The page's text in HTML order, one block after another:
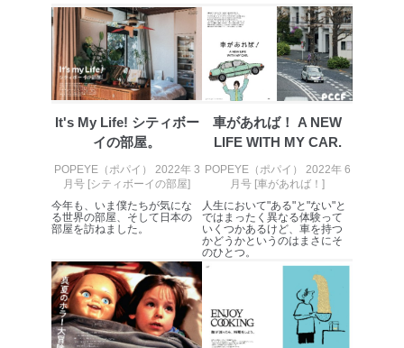
システムを最新の状態に保持しています。
個人データを取り扱う機器等にセキュリティ対策
ソフトウェア等を導入し、自動更新 機能等の活用
により、これを最新状態としています。
情報システムの使用に伴う漏洩等の防止
メール等により個人データの含まれるファイルを
送信する場合に、当該ファイルへのパスワードを
個人情報保護マネジメントシステムの継続的改善
当社は、内部監査及びマネジメントレビューの機会を通
じて、個人情報保護マネジメントシステムを継続的に改
善し、常に最良の状態を維持します。
苦情及び相談受付け窓口
貴殿の個人情報及び当社の個人情報保護マネジメントシ
ステムに関するご相談及び苦情については以下までご連
It's My Life! シティボー
イの部屋。
POPEYE（ポパイ） 2022年 3
月号 [シティボーイの部屋]
今年も、いま僕たちが気にな
る世界の部屋、そして日本の
部屋を訪ねました。
車があれば！ A NEW
LIFE WITH MY CAR.
POPEYE（ポパイ） 2022年 6
月号 [車があれば！]
人生において"ある"と"ない"と
ではまったく異なる体験って
いくつかあるけど、車を持つ
かどうかというのはまさにそ
のひとつ。